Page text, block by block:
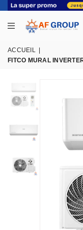
ACCUEIL
FITCO MURAL